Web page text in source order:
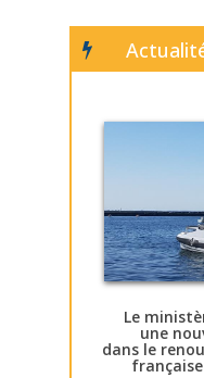
Le
une
dans le